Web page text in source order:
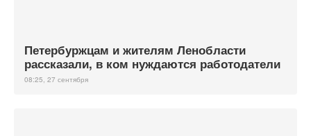
Петербуржцам и жителям Ленобласти
рассказали, в ком нуждаются работодатели
08:25, 27 сентября